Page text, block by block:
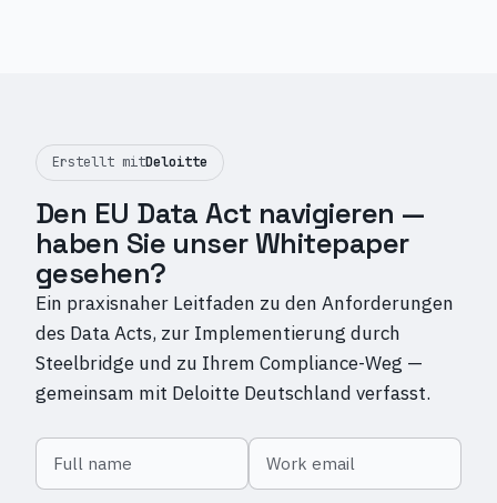
Erstellt mitDeloitte
Den EU Data Act navigieren —
haben Sie unser Whitepaper
gesehen?
Ein praxisnaher Leitfaden zu den Anforderungen
des Data Acts, zur Implementierung durch
Steelbridge und zu Ihrem Compliance-Weg —
gemeinsam mit Deloitte Deutschland verfasst.